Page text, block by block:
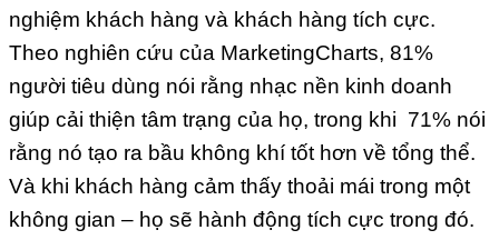
nghiệm khách hàng và khách hàng tích cực.
Theo nghiên cứu của MarketingCharts, 81%
người tiêu dùng nói rằng nhạc nền kinh doanh
giúp cải thiện tâm trạng của họ, trong khi 71% nói
rằng nó tạo ra bầu không khí tốt hơn về tổng thể.
Và khi khách hàng cảm thấy thoải mái trong một
không gian – họ sẽ hành động tích cực trong đó.